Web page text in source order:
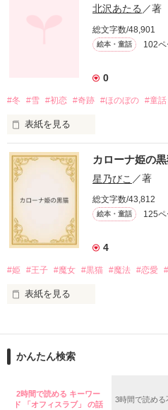
ぼくのことは覚えているかな？
いつかまた会えるかな？
好きだったよ　さっちゃん。
作品を
北沢あたる ／著
総文字数/48,901
絵本・童話 102ペ
0
#冬 #雪 #初恋 #奇跡 #ほのぼの #童話
表紙を見る
～寒い冬の日に心が温まるお話を
その子の名前はミライちゃんとい
どんな字を書くのか、それが本当
プレゼントは物だけじゃないっ
カローナ姫の
星乃びこ ／著
総文字数/43,812
絵本・童話 125ペ
4
#姫 #王子 #魔女 #黒猫 #魔法 #恋愛
表紙を見る
とある国のちょっと変わったお姫
かんたん検索
2時間で読める キーワー
ド 「オフィスラブ」 の話
3時間で読め